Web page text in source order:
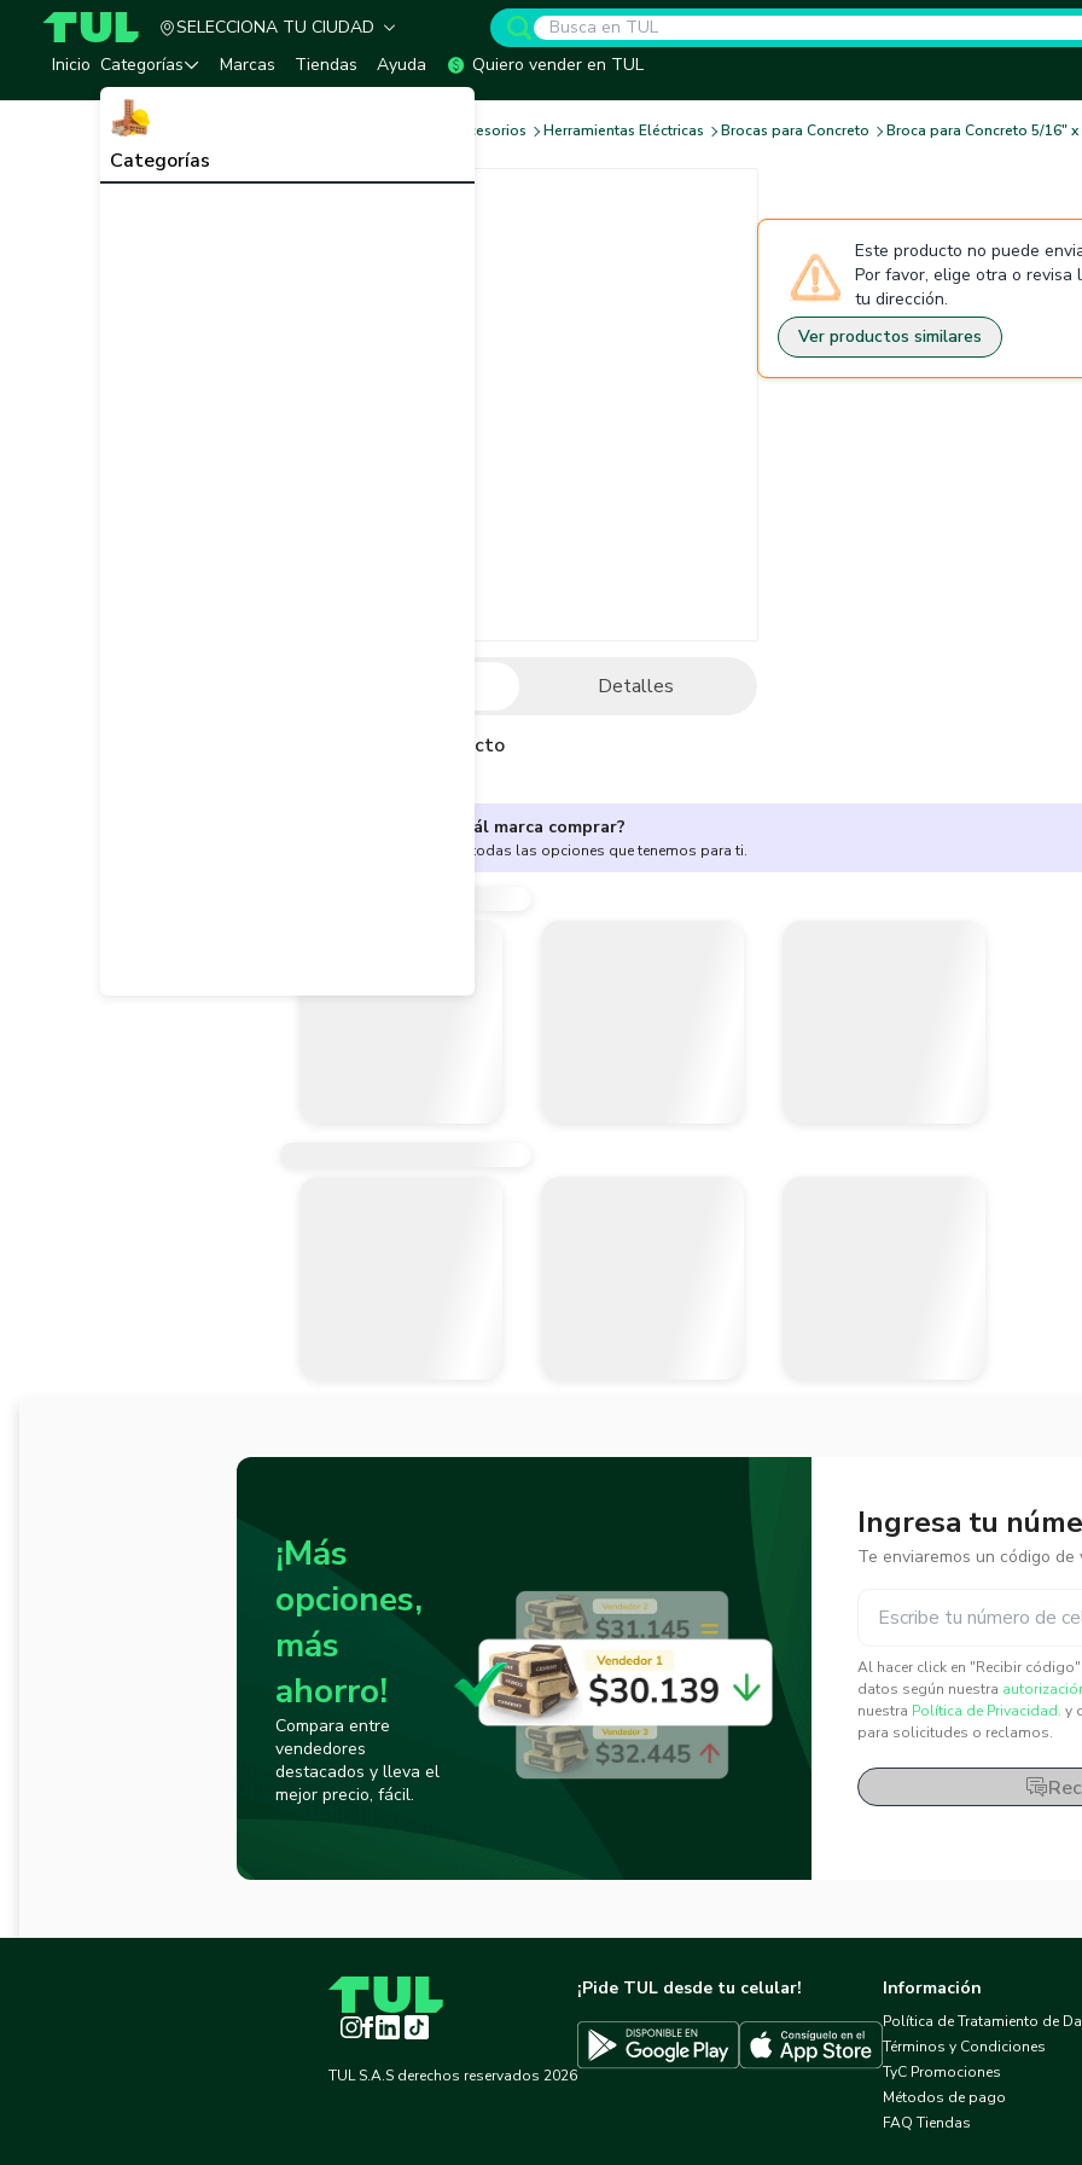
TUL - Tu Marketplace de Construcción
SELECCIONA TU CIUDAD
Inicio Categorías
Categorías
Marcas Tiendas Ayuda Quiero vender en TUL
Herramientas, Equipos y Accesorios Herramientas Eléctricas Brocas para Concreto Broca para Concreto 5/16" x
Detalles
Descripción del producto
Este producto no puede
Por favor, elige otra o revisa
tu dirección.
Ver productos similares
¿No sabes cuál marca comprar?
Encuentra aquí todas las opciones que tenemos para ti.
¡Más
opciones,
más
ahorro!
Compara entre
vendedores
destacados y lleva el
mejor precio, fácil.
Ingresa tu
Te enviaremos un código de
Al hacer click en "Recibir
datos según nuestra
nuestra Política de Privacidad. y
para solicitudes o reclamos.
Instagram
Facebook
LinkedInTikTok
TUL S.A.S derechos reservados 2026
¡Pide TUL desde tu celular!
Descargar TUL en Google PlayDescargar TUL en App Store
Información
Política de Tratamiento de
Términos y Condiciones
TyC Promociones
Métodos de pago
FAQ Tiendas